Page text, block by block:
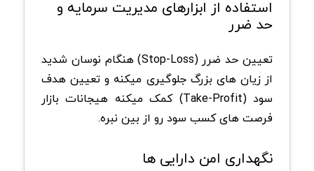
استفاده از ابزارهای مدیریت سرمایه و
حد ضرر
تعیین حد ضرر (Stop-Loss) هنگام نوسان شدید
از زیان های بزرگ جلوگیری میکنه و تعیین هدف
سود (Take-Profit) کمک میکنه هیجانات بازار
فرصت های کسب سود رو از بین نبره.
نگهداری امن دارایی ها